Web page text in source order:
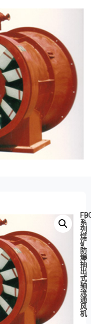
系
列
煤
矿
防
爆
抽
出
式
轴
流
通
风
机